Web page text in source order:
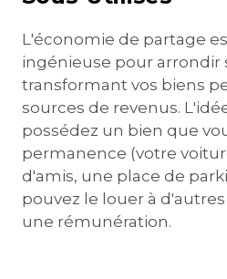
L'économie de partage
ingénieuse pour arrondir
transformant vos biens
sources de revenus.
possédez un bien que
permanence (votre
d'amis, une place de
pouvez le louer à
une rémunération.